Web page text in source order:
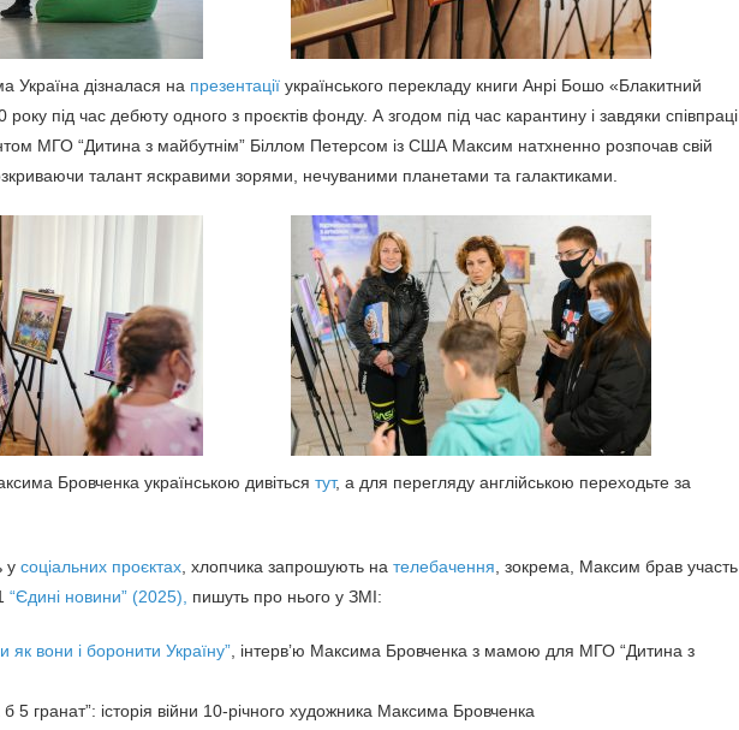
Україна дізналася на презентації українського перекладу книги Анрі Бошо «Блакитний
року під час дебюту одного з проєктів фонду. А згодом під час карантину і завдяки співпраці
МГО “Дитина з майбутнім” Біллом Петерсом із США Максим натхненно розпочав свій
талант яскравими зорями, нечуваними планетами та галактиками.
Бровченка українською дивіться тут, а для перегляду англійською переходьте за
у соціальних проєктах , хлопчика запрошують на телебачення , зокрема, Максим брав участь
“Єдині новини” (2025), пишуть про нього у ЗМІ:
як вони і боронити Україну” , інтервʼю Максима Бровченка з мамою для МГО “Дитина з
5 гранат”: історія війни 10-річного художника Максима Бровченка